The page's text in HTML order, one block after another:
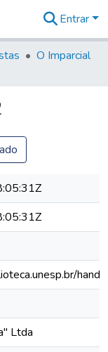
Entrar
O Imparcial
Ltda